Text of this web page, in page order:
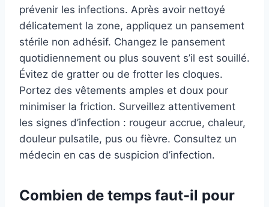
prévenir les infections. Après avoir nettoyé
délicatement la zone, appliquez un pansement
stérile non adhésif. Changez le pansement
quotidiennement ou plus souvent s’il est souillé.
Évitez de gratter ou de frotter les cloques.
Portez des vêtements amples et doux pour
minimiser la friction. Surveillez attentivement
les signes d’infection : rougeur accrue, chaleur,
douleur pulsatile, pus ou fièvre. Consultez un
médecin en cas de suspicion d’infection.
Combien de temps faut-il pour